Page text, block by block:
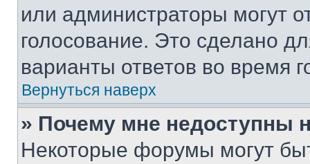
или администраторы могут
голосование. Это сделано
варианты ответов во время
Вернуться наверх
» Почему мне недоступны
Некоторые форумы могут